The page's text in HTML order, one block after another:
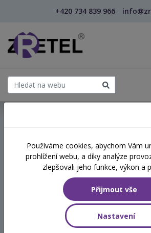
+420 734 839 966
šablony
Aktivity pro
a pozornosti
Hodinová dotace
8 vyučovacích hodin
Používáme cookies, abychom Vám
prohlížení webu, a díky analýze
zlepšovali jeho funkce, výkon a
Přijmout vše
Nastavení